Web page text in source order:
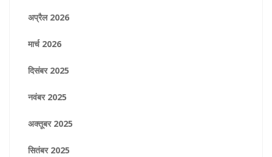
अप्रैल 2026
मार्च 2026
दिसंबर 2025
नवंबर 2025
अक्तूबर 2025
सितंबर 2025